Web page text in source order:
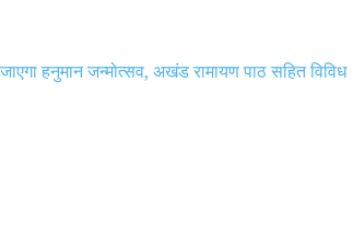
हनुमान जन्मोत्सव, अखंड रामायण पाठ सहित विविध